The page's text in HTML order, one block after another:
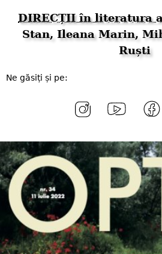
DIRECȚII în literatura
Stan, Ileana Marin,
Ruști
Ne găsiți și pe: